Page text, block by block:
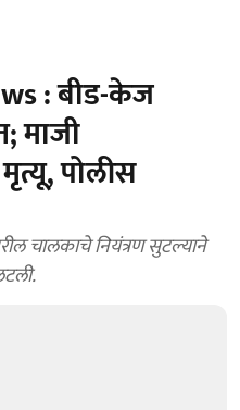
: बीड-केज
माजी
पोलीस
चालकाचे नियंत्रण सुटल्याने